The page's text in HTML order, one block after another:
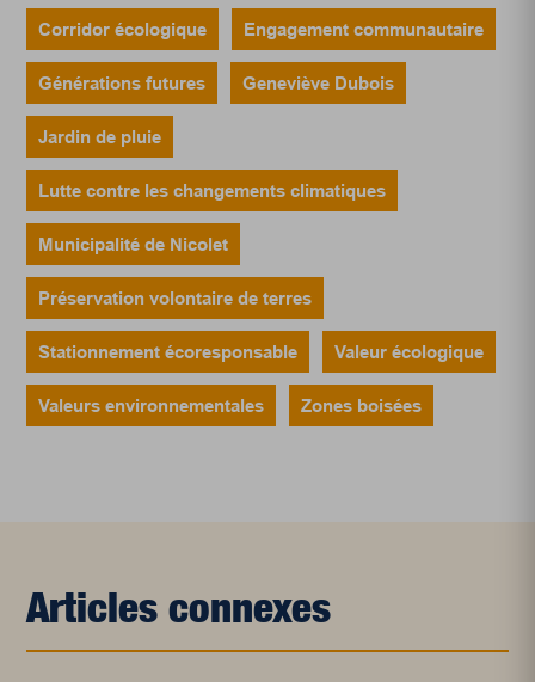
Corridor écologique Engagement communautaire
Générations futures Geneviève Dubois
Jardin de pluie
Lutte contre les changements climatiques
Municipalité de Nicolet
Préservation volontaire de terres
Stationnement écoresponsable Valeur écologique
Valeurs environnementales Zones boisées
Articles connexes